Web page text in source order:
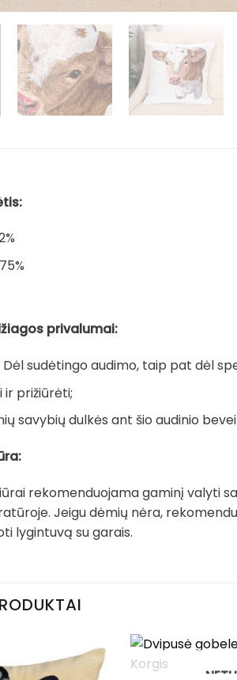
privalumai:
sudėtingo audimo, taip pat dėl
ir prižiūrėti;
savybių dulkės ant šio audinio
rekomenduojama gaminį valyti
Jeigu dėmių nėra,
lygintuvą su garais.